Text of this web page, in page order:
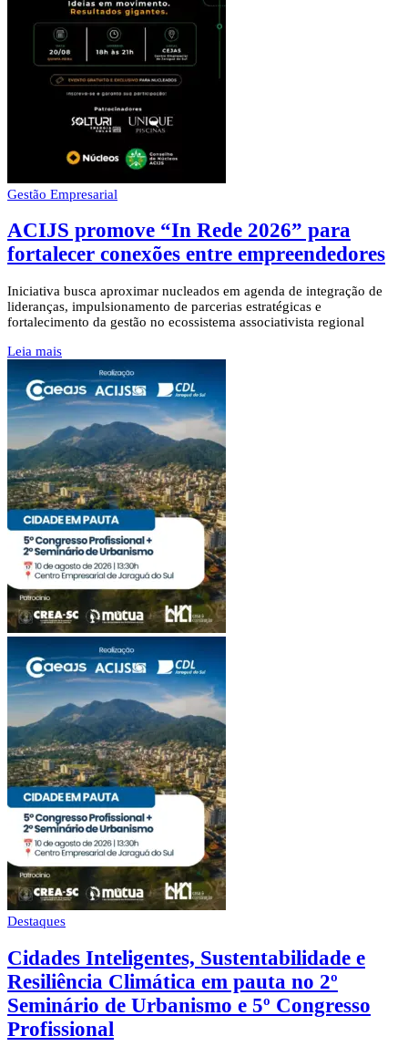
Gestão Empresarial
ACIJS promove “In Rede 2026” para
fortalecer conexões entre empreendedores
Iniciativa busca aproximar nucleados em agenda de integração de
lideranças, impulsionamento de parcerias estratégicas e
fortalecimento da gestão no ecossistema associativista regional
Leia mais
Destaques
Cidades Inteligentes, Sustentabilidade e
Resiliência Climática em pauta no 2º
Seminário de Urbanismo e 5º Congresso
Profissional